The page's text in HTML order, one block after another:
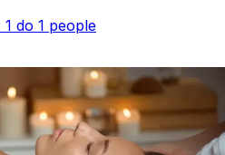
do 1 people